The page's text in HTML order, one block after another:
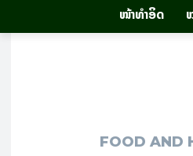
ໜ້າທຳອິດ
FOOD AND